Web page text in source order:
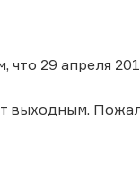
29 апреля
выходным.